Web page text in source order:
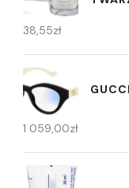
38,55zł
1 059,00zł